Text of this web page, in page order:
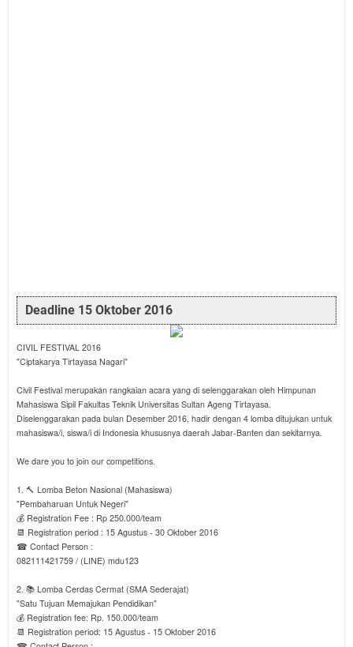
Deadline 15 Oktober 2016
CIVIL FESTIVAL 2016
"Ciptakarya Tirtayasa Nagari"
Civil Festival merupakan rangkaian acara yang di selenggarakan oleh Himpunan
Mahasiswa Sipil Fakultas Teknik Universitas Sultan Ageng Tirtayasa.
Diselenggarakan pada bulan Desember 2016, hadir dengan 4 lomba ditujukan untuk
mahasiswa/i, siswa/i di Indonesia khususnya daerah Jabar-Banten dan sekitarnya.
We dare you to join our competitions.
1. 🔨 Lomba Beton Nasional (Mahasiswa)
"Pembaharuan Untuk Negeri"
💰 Registration Fee : Rp 250.000/team
📆 Registration period : 15 Agustus - 30 Oktober 2016
☎ ️Contact Person :
082111421759 / (LINE) mdu123
2. 📚 Lomba Cerdas Cermat (SMA Sederajat)
"Satu Tujuan Memajukan Pendidikan"
💰 Registration fee: Rp. 150.000/team
📆 Registration period: 15 Agustus - 15 Oktober 2016